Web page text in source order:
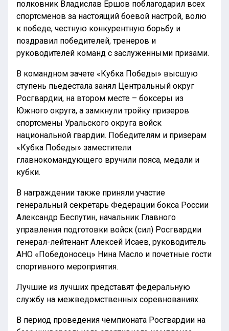
полковник Владислав Ершов поблагодарил всех
спортсменов за настоящий боевой настрой, волю
к победе, честную конкурентную борьбу и
поздравил победителей, тренеров и
руководителей команд с заслуженными призами.
В командном зачете «Кубка Победы» высшую
ступень пьедестала занял Центральный округ
Росгвардии, на втором месте – боксеры из
Южного округа, а замкнули тройку призеров
спортсмены Уральского округа войск
национальной гвардии. Победителям и призерам
«Кубка Победы» заместители
главнокомандующего вручили пояса, медали и
кубки.
В награждении также приняли участие
генеральный секретарь Федерации бокса России
Александр Беспутин, начальник Главного
управления подготовки войск (сил) Росгвардии
генерал-лейтенант Алексей Исаев, руководитель
АНО «Победоносец» Нина Масло и почетные гости
спортивного мероприятия.
Лучшие из лучших представят федеральную
службу на межведомственных соревнованиях.
В период проведения чемпионата Росгвардии на